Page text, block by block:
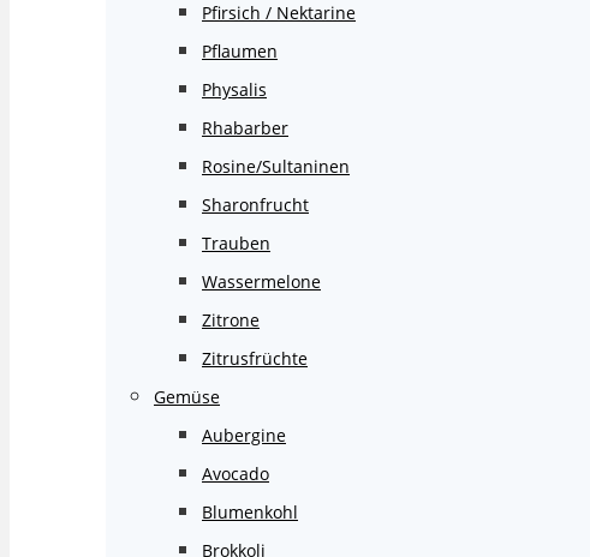
Pfirsich / Nektarine
Pflaumen
Physalis
Rhabarber
Rosine/Sultaninen
Sharonfrucht
Trauben
Wassermelone
Zitrone
Zitrusfrüchte
Gemüse
Aubergine
Avocado
Blumenkohl
Brokkoli